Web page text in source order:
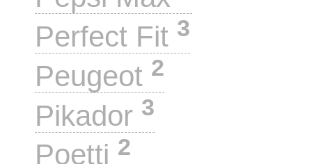
Perfect Fit 3
Peugeot 2
Pikador 3
Poetti 2